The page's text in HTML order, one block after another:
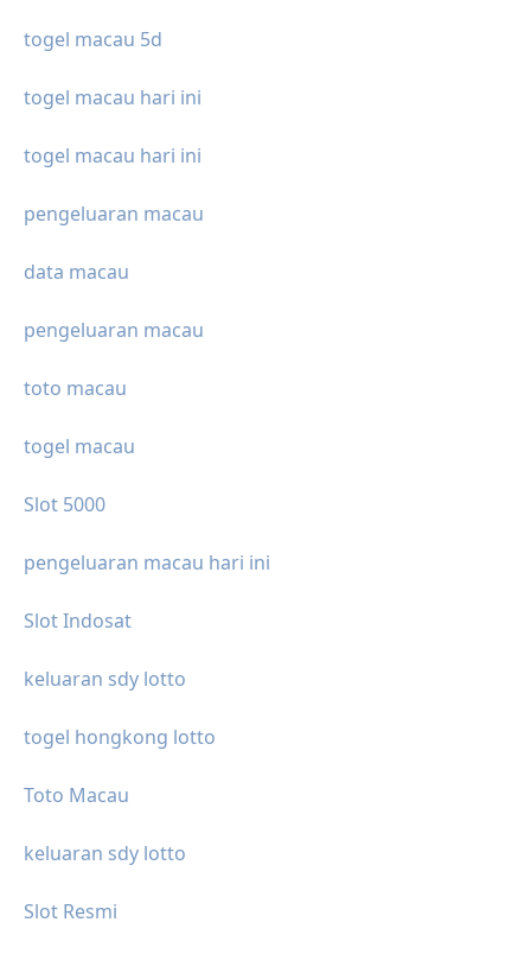
togel macau 5d
togel macau hari ini
togel macau hari ini
pengeluaran macau
data macau
pengeluaran macau
toto macau
togel macau
Slot 5000
pengeluaran macau hari ini
Slot Indosat
keluaran sdy lotto
togel hongkong lotto
Toto Macau
keluaran sdy lotto
Slot Resmi